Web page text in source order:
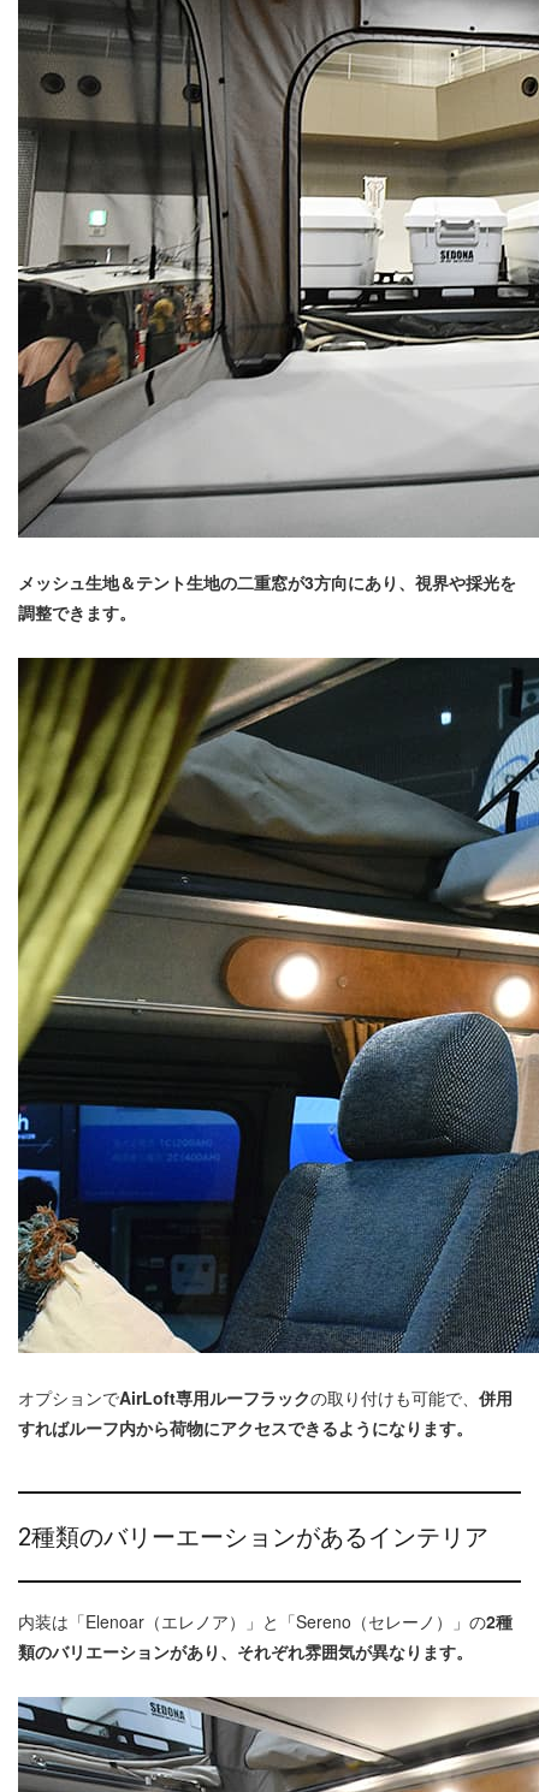
メッシュ生地＆テント生地の二重窓が3方向にあり、視界や採光を
調整できます。
オプションでAirLoft専用ルーフラックの取り付けも可能で、 併用
すればルーフ内から荷物にアクセスできるようになります。
2種類のバリーエーションがあるインテリア
内装は「Elenoar（エレノア）」と「Sereno（セレーノ）」の2種
類のバリエーションがあり、それぞれ雰囲気が異なります。